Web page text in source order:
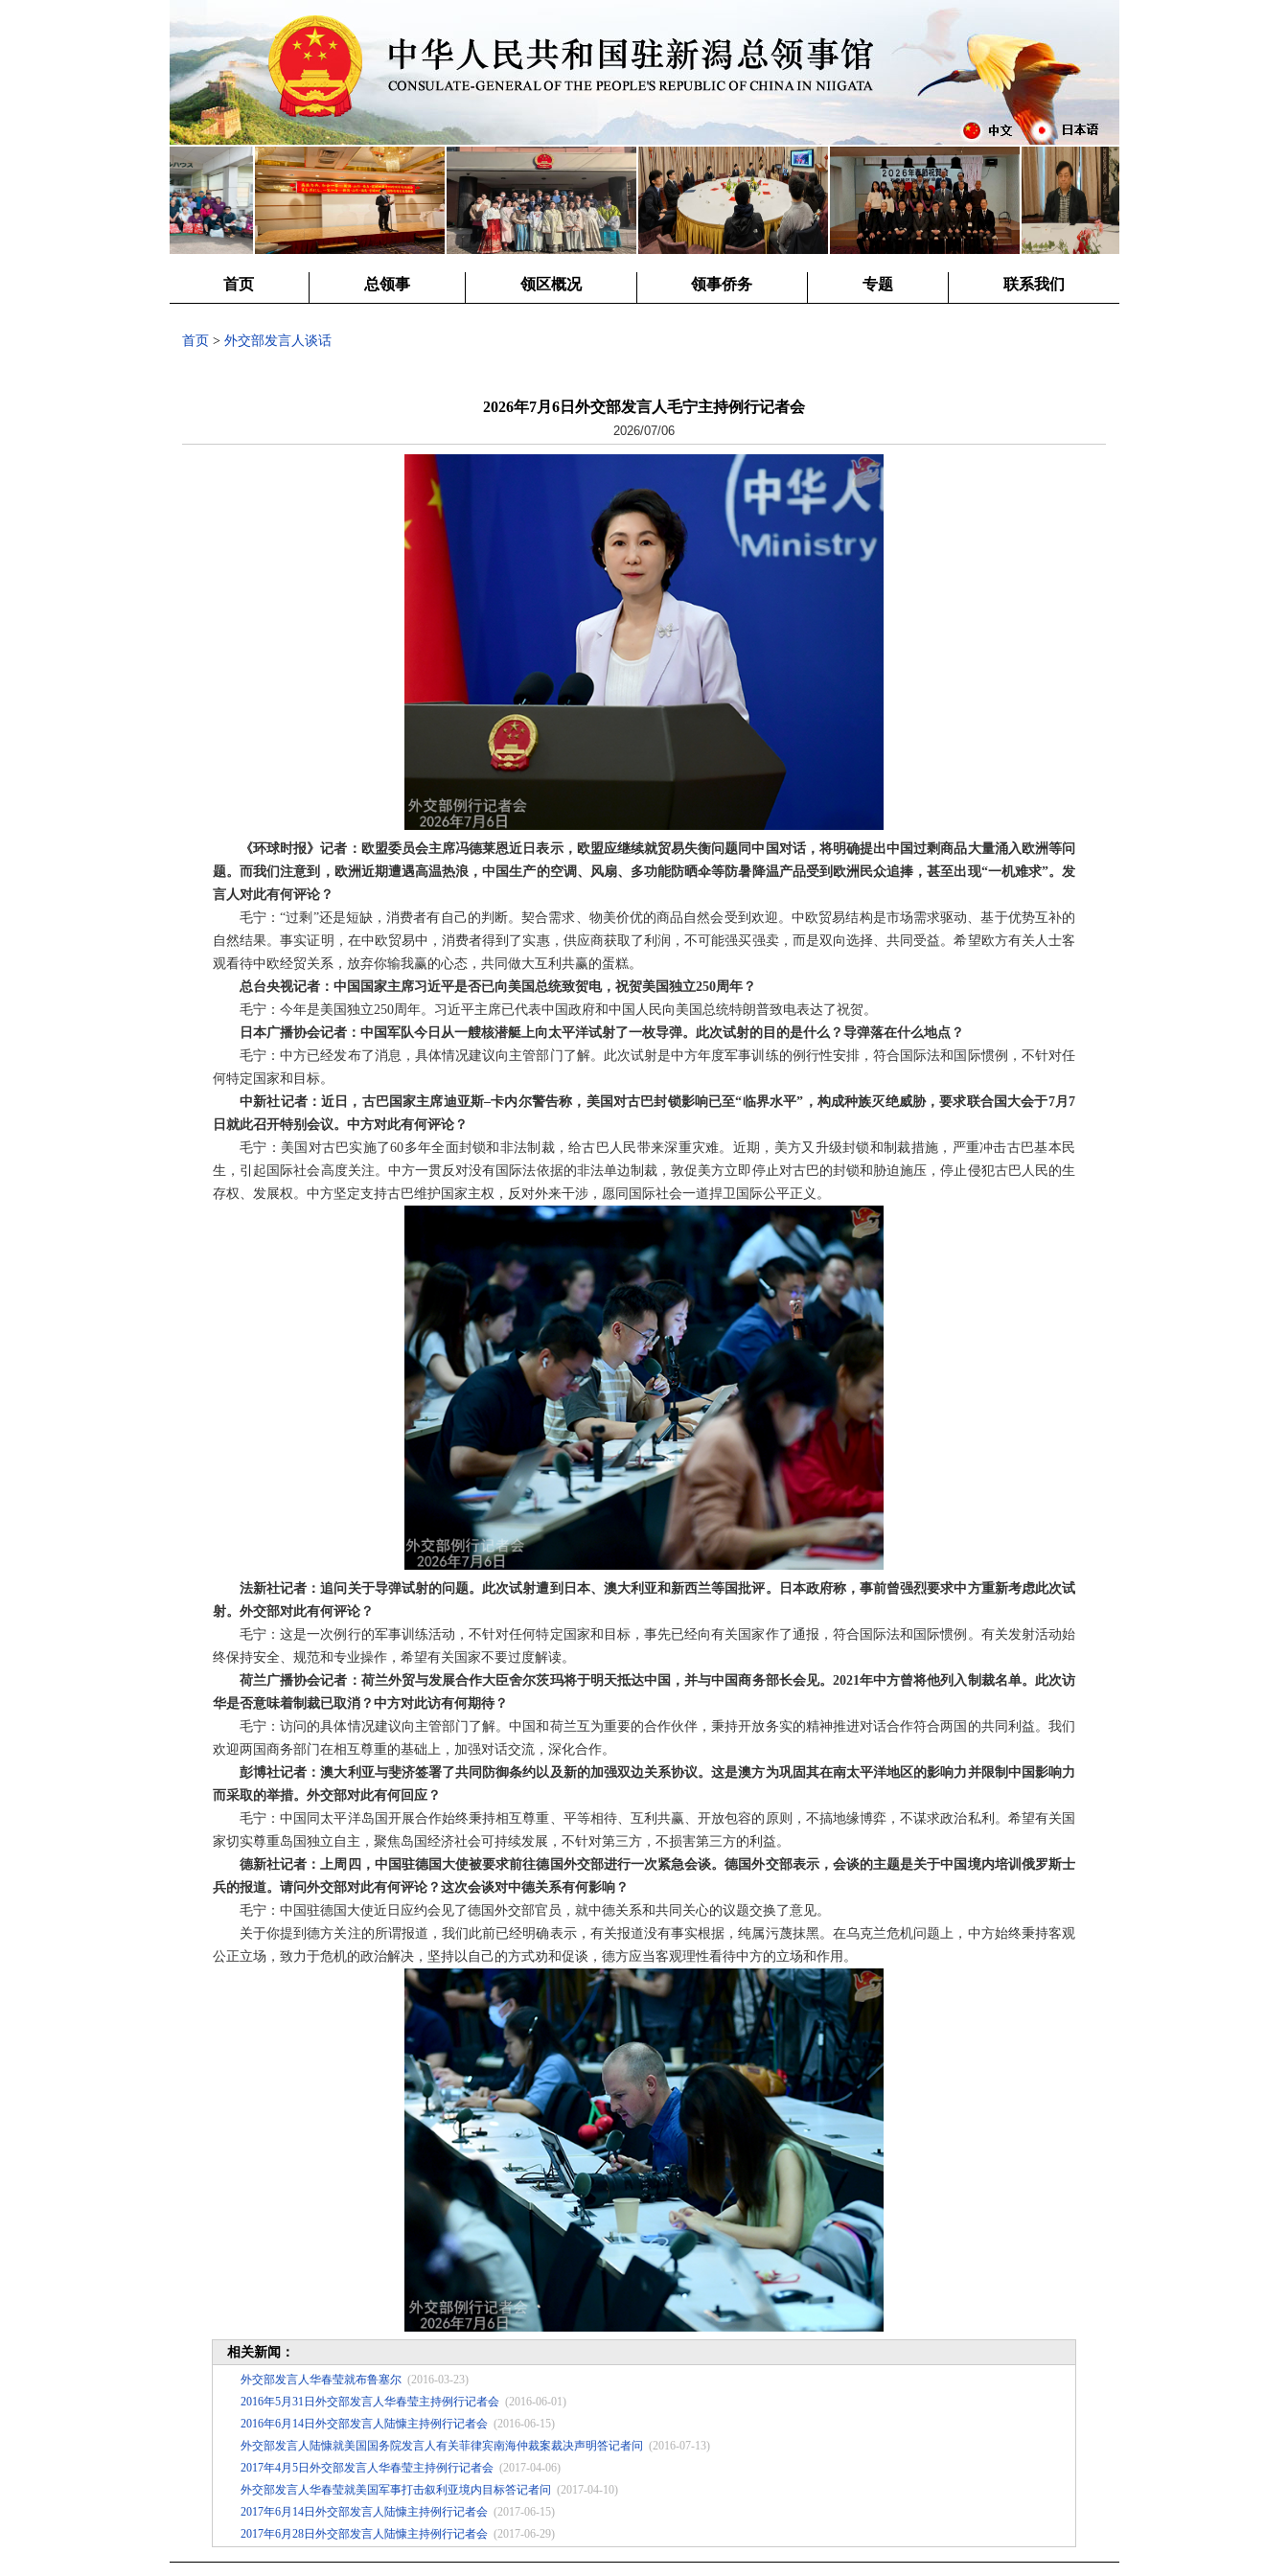
首页 总领事 领区概况 领事侨务 专题 联系我们
首页 > 外交部发言人谈话
2026年7月6日外交部发言人毛宁主持例行记者会
2026/07/06
《环球时报》记者：欧盟委员会主席冯德莱恩近日表示，欧盟应继续就贸易失衡问题同中国对话，将明确提出中国过剩商品大量涌入欧洲等问
题。而我们注意到，欧洲近期遭遇高温热浪，中国生产的空调、风扇、多功能防晒伞等防暑降温产品受到欧洲民众追捧，甚至出现“一机难求”。发
言人对此有何评论？
毛宁：“过剩”还是短缺，消费者有自己的判断。契合需求、物美价优的商品自然会受到欢迎。中欧贸易结构是市场需求驱动、基于优势互补的
自然结果。事实证明，在中欧贸易中，消费者得到了实惠，供应商获取了利润，不可能强买强卖，而是双向选择、共同受益。希望欧方有关人士客
观看待中欧经贸关系，放弃你输我赢的心态，共同做大互利共赢的蛋糕。
总台央视记者：中国国家主席习近平是否已向美国总统致贺电，祝贺美国独立250周年？
毛宁：今年是美国独立250周年。习近平主席已代表中国政府和中国人民向美国总统特朗普致电表达了祝贺。
日本广播协会记者：中国军队今日从一艘核潜艇上向太平洋试射了一枚导弹。此次试射的目的是什么？导弹落在什么地点？
毛宁：中方已经发布了消息，具体情况建议向主管部门了解。此次试射是中方年度军事训练的例行性安排，符合国际法和国际惯例，不针对任
何特定国家和目标。
中新社记者：近日，古巴国家主席迪亚斯–卡内尔警告称，美国对古巴封锁影响已至“临界水平”，构成种族灭绝威胁，要求联合国大会于7月7
日就此召开特别会议。中方对此有何评论？
毛宁：美国对古巴实施了60多年全面封锁和非法制裁，给古巴人民带来深重灾难。近期，美方又升级封锁和制裁措施，严重冲击古巴基本民
生，引起国际社会高度关注。中方一贯反对没有国际法依据的非法单边制裁，敦促美方立即停止对古巴的封锁和胁迫施压，停止侵犯古巴人民的生
存权、发展权。中方坚定支持古巴维护国家主权，反对外来干涉，愿同国际社会一道捍卫国际公平正义。
法新社记者：追问关于导弹试射的问题。此次试射遭到日本、澳大利亚和新西兰等国批评。日本政府称，事前曾强烈要求中方重新考虑此次试
射。外交部对此有何评论？
毛宁：这是一次例行的军事训练活动，不针对任何特定国家和目标，事先已经向有关国家作了通报，符合国际法和国际惯例。有关发射活动始
终保持安全、规范和专业操作，希望有关国家不要过度解读。
荷兰广播协会记者：荷兰外贸与发展合作大臣舍尔茨玛将于明天抵达中国，并与中国商务部长会见。2021年中方曾将他列入制裁名单。此次访
华是否意味着制裁已取消？中方对此访有何期待？
毛宁：访问的具体情况建议向主管部门了解。中国和荷兰互为重要的合作伙伴，秉持开放务实的精神推进对话合作符合两国的共同利益。我们
欢迎两国商务部门在相互尊重的基础上，加强对话交流，深化合作。
彭博社记者：澳大利亚与斐济签署了共同防御条约以及新的加强双边关系协议。这是澳方为巩固其在南太平洋地区的影响力并限制中国影响力
而采取的举措。外交部对此有何回应？
毛宁：中国同太平洋岛国开展合作始终秉持相互尊重、平等相待、互利共赢、开放包容的原则，不搞地缘博弈，不谋求政治私利。希望有关国
家切实尊重岛国独立自主，聚焦岛国经济社会可持续发展，不针对第三方，不损害第三方的利益。
德新社记者：上周四，中国驻德国大使被要求前往德国外交部进行一次紧急会谈。德国外交部表示，会谈的主题是关于中国境内培训俄罗斯士
兵的报道。请问外交部对此有何评论？这次会谈对中德关系有何影响？
毛宁：中国驻德国大使近日应约会见了德国外交部官员，就中德关系和共同关心的议题交换了意见。
关于你提到德方关注的所谓报道，我们此前已经明确表示，有关报道没有事实根据，纯属污蔑抹黑。在乌克兰危机问题上，中方始终秉持客观
公正立场，致力于危机的政治解决，坚持以自己的方式劝和促谈，德方应当客观理性看待中方的立场和作用。
相关新闻：
外交部发言人华春莹就布鲁塞尔 (2016-03-23)
2016年5月31日外交部发言人华春莹主持例行记者会 (2016-06-01)
2016年6月14日外交部发言人陆慷主持例行记者会 (2016-06-15)
外交部发言人陆慷就美国国务院发言人有关菲律宾南海仲裁案裁决声明答记者问 (2016-07-13)
2017年4月5日外交部发言人华春莹主持例行记者会 (2017-04-06)
外交部发言人华春莹就美国军事打击叙利亚境内目标答记者问 (2017-04-10)
2017年6月14日外交部发言人陆慷主持例行记者会 (2017-06-15)
2017年6月28日外交部发言人陆慷主持例行记者会 (2017-06-29)